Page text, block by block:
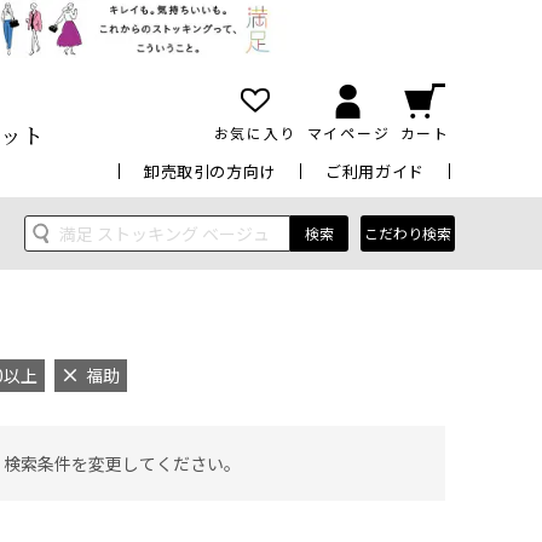
ト お気に入り マイページ カート
卸売取引の方向け ご利用ガイド
検索 こだわり検索
上 福助
索条件を変更してください。